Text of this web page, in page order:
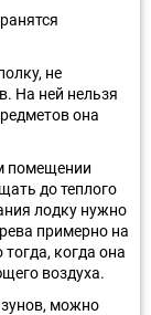
не
На ней нельзя
она
помещении
до теплого
лодку нужно
примерно на
когда она
воздуха.
можно